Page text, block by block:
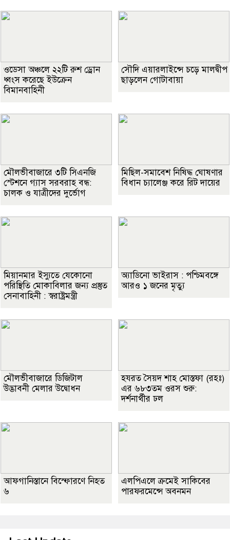
ওডেসা অঞ্চলে ২২টি রুশ ড্রোন
ধ্বংস করেছে ইউক্রেন
বিমানবাহিনী
সৌদি এয়ারলাইন্সে চড়ে মালদ্বীপ
ছাড়লেন গোটাবায়া
মৌলভীবাজারে ৩টি সিএনজি
স্টেশনে গ্যাস সরবরাহ বন্ধ:
চালক ও যাত্রীদের দুর্ভোগ
মিছিল-সমাবেশ নিষিদ্ধ ঘোষণার
বিধান চ্যালেঞ্জ করে রিট দায়ের
মিয়ানমার ইস্যুতে যেকোনো
পরিস্থিতি মোকাবিলার জন্য প্রস্তুত
সেনাবাহিনী : স্বরাষ্ট্রমন্ত্রী
অ্যাডিনো ভাইরাস : পশ্চিমবঙ্গে
আরও ১ জনের মৃত্যু
মৌলভীবাজারে ডিজিটাল
উদ্ভাবনী মেলার উদ্বোধন
হযরত সৈয়দ শাহ মোস্তফা (রহঃ)
এর ৬৮৩তম ওরস শুরু:
দর্শনার্থীর ঢল
আফগানিস্তানে বিস্ফোরণে নিহত
৬
এলপিএলে ক্রমেই সাকিবের
পারফরমেন্সে অবনমন